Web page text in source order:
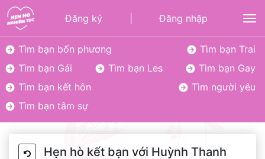
Đăng ký Đăng nhập
Tìm bạn bốn phương
Tìm bạn Trai
Tìm bạn Gái
Tìm bạn Les
Tìm bạn Gay
Tìm bạn kết hôn
Tìm người yêu
Tìm bạn tâm sự
Hẹn hò kết bạn với Huỳnh Thanh